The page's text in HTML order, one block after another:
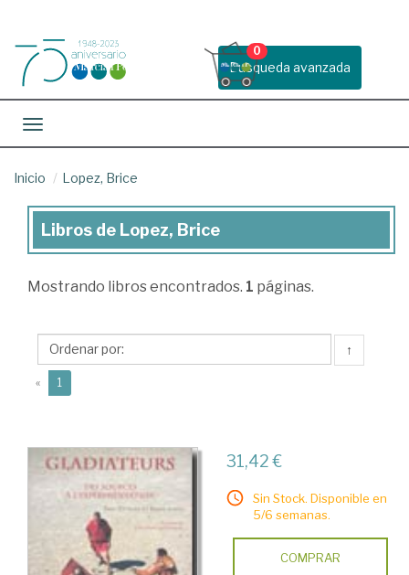
Busqueda avanzada
0
Toggle navigation
Inicio Lopez, Brice
Libros
Lopez,
Libros de Lopez, Brice
Mostrando libros encontrados. 1 páginas.
↑
« 1
31,42 €
Sin Stock. Disponible en
5/6 semanas.
COMPRAR